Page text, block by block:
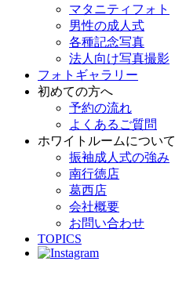
マタニティフォト
男性の成人式
各種記念写真
法人向け写真撮影
フォトギャラリー
初めての方へ
予約の流れ
よくあるご質問
ホワイトルームについて
振袖成人式の強み
南行徳店
葛西店
会社概要
お問い合わせ
TOPICS